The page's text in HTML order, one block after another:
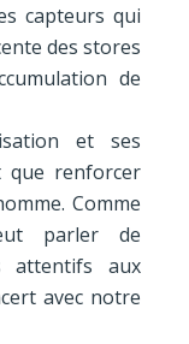
capteurs qui
des stores
de
et ses
que renforcer
Comme
parler de
attentifs aux
avec notre